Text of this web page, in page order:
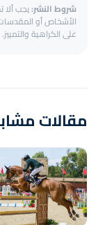
شروط النشر:يجب ألا
الأشخاص أو المقدسات
على الكراهية والتمييز.
مقالات